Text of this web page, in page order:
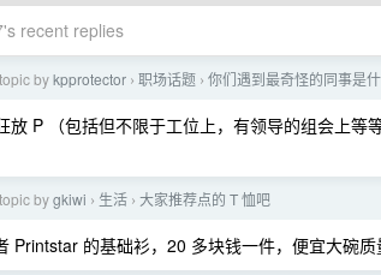
recent replies
bykpprotector › 职场话题 › 你们遇到最奇怪的同事是
放 P （包括但不限于工位上，有领导的组会上
bygkiwi › 生活 › 大家推荐点的 T 恤吧
Printstar 的基础衫，20 多块钱一件，便宜大碗